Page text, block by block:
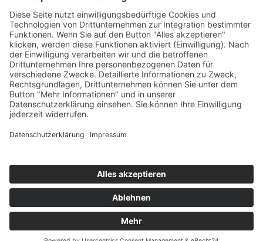
NEXT POST
Logo-Wettbewerb:
And the Winner is …
Toggle sidebar
Ravensburg-Weingartener Kunstverein e.V.
|Datenschutzerklärung
top ↑